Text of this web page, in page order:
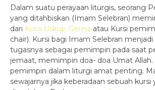
Dalam suatu perayaan liturgis, seorang
yang ditahbiskan (Imam Selebran)
dari Kursi Uskup Gereja atau Kursi
chair). Kursi bagi Imam Selebran
tugasnya sebagai pemimpin pada saat
jemaat, memimpin doa- doa Umat Allah.
pemimpin dalam liturgi amat penting.
sewajarnya jika keberadaan sebuah kursi